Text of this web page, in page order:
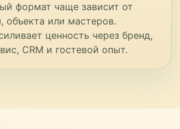
формат чаще зависит от
объекта или мастеров.
ценность через бренд,
CRM и гостевой опыт.